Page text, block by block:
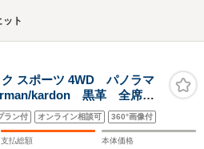
ット
スポーツ 4WD パノラマ
kardon 黒革 全席シ
ト PWテールゲート
CPA 360°カメラ 純正
ラン付 オンライン相談可 360°画像付
支払総額 本体価格